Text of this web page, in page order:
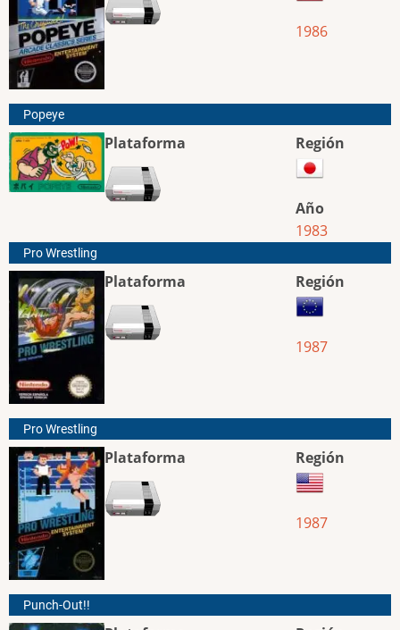
1986
Popeye
Plataforma Región
Año
1983
Pro Wrestling
Plataforma Región
1987
Pro Wrestling
Plataforma Región
1987
Punch-Out!!